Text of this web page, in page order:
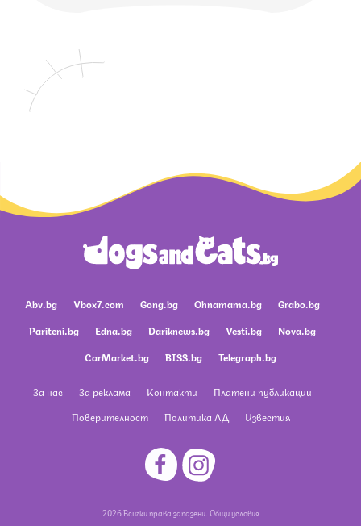
Abv.bg Vbox7.com Gong.bg Ohnamama.bg
Grabo.bg
Pariteni.bg
Edna.bg Dariknews.bg Vesti.bg
Nova.bg
CarMarket.bg
BISS.bg Telegraph.bg
За нас За реклама Контакти
Платени публикации
Поверителност
Политика ЛД Известия
2026 Всички права запазени. Общи условия